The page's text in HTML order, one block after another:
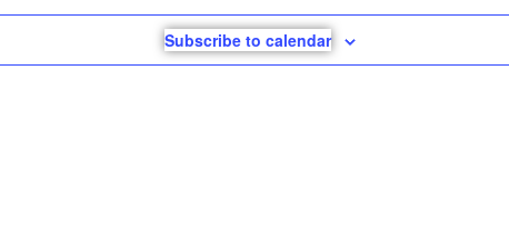
Subscribe to calendar